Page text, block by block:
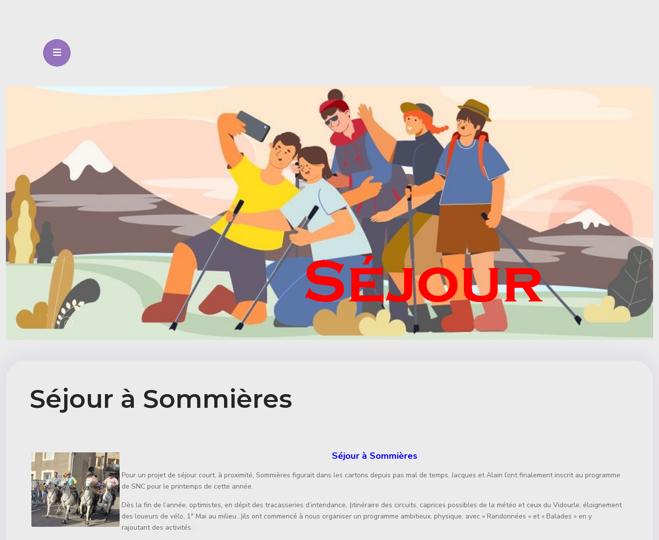
Séjour à Sommières
Séjour à Sommières
Pour un projet de séjour court, à proximité, Sommières figurait dans les cartons depuis pas mal de temps. Jacques et Alain l’ont finalement inscrit au programme
de SNC pour le printemps de cette année.
Dès la fin de l’année, optimistes, en dépit des tracasseries d’intendance, (itinéraire des circuits, caprices possibles de la météo et ceux du Vidourle, éloignement
des loueurs de vélo, 1° Mai au milieu…)ils ont commencé à nous organiser un programme ambitieux, physique, avec « Randonnées » et « Balades » en y
rajoutant des activités :